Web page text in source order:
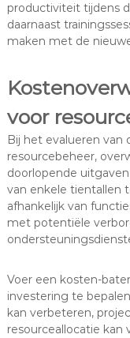
productiviteit tijdens
daarnaast
maken met de
voor
Bij het evalueren van
resourcebeheer,
doorlopende
van enkele tientallen
afhankelijk van
met potentiële
Voer een kosten-
investering te
kan verbeteren,
resourceallocatie kan